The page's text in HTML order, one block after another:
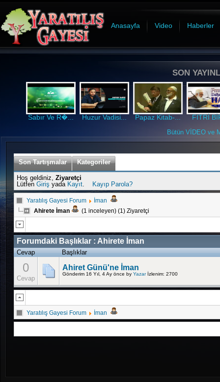
Anasayfa Video Haberler
SON
Sabır Ve R�... Huzur Vadisi... Papaz Kitab-... FITRİ
Bütün VİDEO ve
Son Tartışmalar Kategoriler
Hoş geldiniz, Ziyaretçi
Lütfen Giriş yada Kayıt. Kayıp Parola?
Yaratılış Gayesi Forum
İman
Ahirete İman
(1 inceleyen) (1) Ziyaretçi
Forumdaki Başlıklar : Ahirete İman
Cevap Başlıklar
0
Cevap
Ahiret Günü'ne İman
Gönderim 16 Yıl, 4 Ay önce by Yazar İzlenim: 2700
Yaratılış Gayesi Forum İman